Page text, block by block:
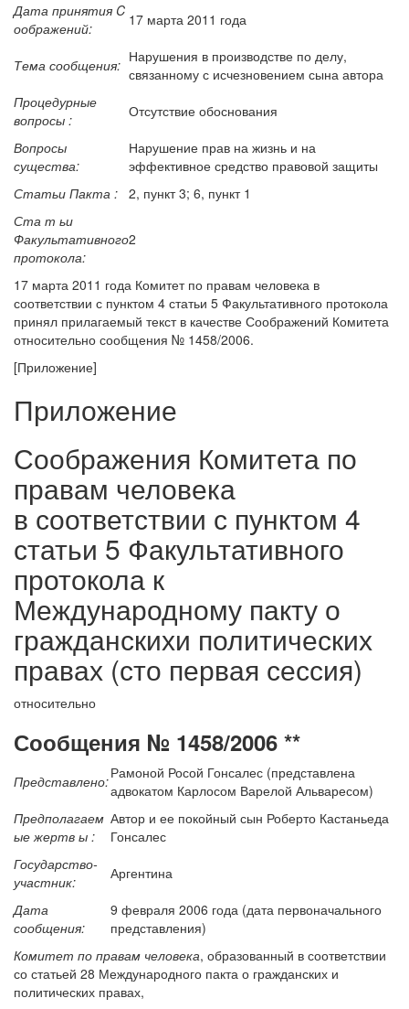
Дата принятия C
оображений:
17 марта 2011 года
Тема сообщения: Нарушения в производстве по делу,
связанному с исчезновением сына автора
Процедурные
вопросы :
Отсутствие обоснования
Вопросы
существа:
Нарушение прав на жизнь и на
эффективное средство правовой защиты
Статьи Пакта : 2, пункт 3; 6, пункт 1
Ста т ьи
Факультативного
протокола:
2
17 марта 2011 года Комитет по правам человека в
соответствии с пунктом 4 статьи 5 Факультативного протокола
принял прилагаемый текст в качестве Соображений Комитета
относительно сообщения № 1458/2006.
[Приложение]
Приложение
Соображения Комитета по
правам человека
в соответствии с пунктом 4
статьи 5 Факультативного
протокола к
Международному пакту о
гражданскихи политических
правах (сто первая сессия)
относительно
Сообщения № 1458/2006 **
Представлено:Рамоной Росой Гонсалес (представлена
адвокатом Карлосом Варелой Альваресом)
Предполагаем
ые жертв ы :
Автор и ее покойный сын Роберто Кастаньеда
Гонсалес
Государство-
участник:
Аргентина
Дата
сообщения:
9 февраля 2006 года (дата первоначального
представления)
Комитет по правам человека, образованный в соответствии
со статьей 28 Международного пакта о гражданских и
политических правах,